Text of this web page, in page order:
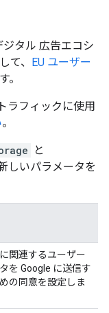
タル 広告エコシ
て、 EU ユーザー
。
ラフィックに使用
。
と
しいパラメータを
関連するユーザー
を Google に送信す
の同意を設定しま